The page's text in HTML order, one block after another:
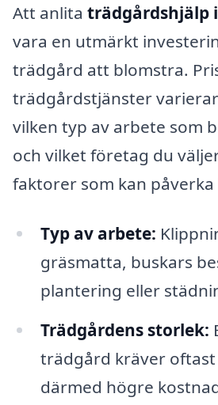
Att anlita trädgårdshjälp
vara en utmärkt
trädgård att blomstra.
trädgårdstjänster
vilken typ av arbete som
och vilket företag du
faktorer som kan
Typ av arbete:
gräsmatta, buskars
plantering eller
Trädgårdens storlek:
trädgård kräver
därmed högre